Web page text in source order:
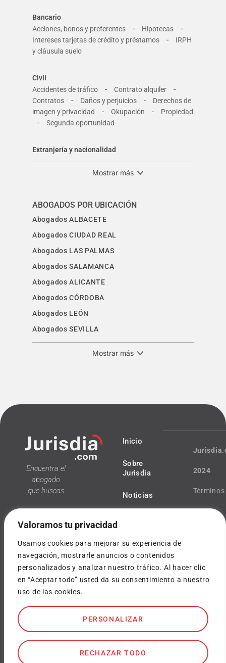
Valoramos tu privacidad
Usamos cookies para mejorar su experiencia de
navegación, mostrarle anuncios o contenidos
personalizados y analizar nuestro tráfico. Al hacer clic
en “Aceptar todo” usted da su consentimiento a nuestro
uso de las cookies.
PERSONALIZAR
RECHAZAR TODO
Bancario
Acciones, bonos y preferentes
- Hipotecas -
Intereses tarjetas de crédito y préstamos -
IRPH
y cláusula suelo
Civil
Accidentes de tráfico
- Contrato alquiler -
Contratos - Daños y perjuicios -
Derechos de
imagen y privacidad
- Okupación - Propiedad
- Segunda oportunidad
Extranjería y nacionalidad
Mostrar más
ABOGADOS POR UBICACIÓN
Abogados ALBACETE
Abogados CIUDAD REAL
Abogados LAS PALMAS
Abogados SALAMANCA
Abogados ALICANTE
Abogados CÓRDOBA
Abogados LEÓN
Abogados SEVILLA
Mostrar más
Encuentra el
abogado
que buscas
Inicio
Sobre
Jurisdia
Noticias
¿Tienes
dudas?
2024
Términos
y
de
Cookies
Diseñado